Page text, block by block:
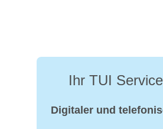
Ihr TUI Service
Digitaler und